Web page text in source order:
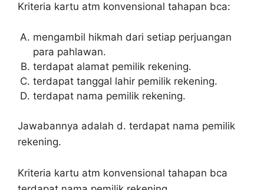
Kriteria kartu atm konvensional tahapan bca:
mengambil hikmah dari setiap perjuangan
para pahlawan.
terdapat alamat pemilik rekening.
terdapat tanggal lahir pemilik rekening.
terdapat nama pemilik rekening.
Jawabannya adalah d. terdapat nama pemilik
rekening.
Kriteria kartu atm konvensional tahapan bca